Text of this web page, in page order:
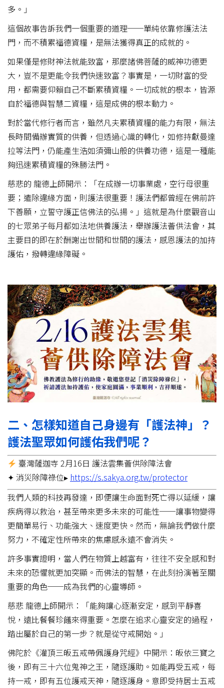
多。」
這個故事告訴我們一個重要的道理──單純依靠修護法法
門，而不積累福德資糧，是無法獲得真正的成就的。
如果僅是修財神法就能致富，那麼諸佛菩薩的威神功德更
大，豈不是更能令我們快速致富？事實是，一切財富的受
用，都需要仰賴自己不斷累積資糧。一切成就的根本，皆源
自於福德與智慧二資糧，這是成佛的根本動力。
對於當代修行者而言，雖然凡夫累積資糧的能力有限，無法
長時間備辦實質的供養，但透過心識的轉化，如修持獻曼達
拉等法門，仍能產生浩如須彌山般的供養功德，這是一種能
夠迅速累積資糧的殊勝法門。
慈悲的 龍德上師開示：「在成辦一切事業處，空行母很重
要；遣除違緣方面，則護法很重要！護法們都曾經在佛前許
下善願，立誓守護正信佛法的弘揚。」這就是為什麼觀音山
的七眾弟子每月都如法地供養護法，舉辦護法薈供法會，其
主要目的即在於酬謝出世間和世間的護法，感恩護法的加持
護佑，撥轉違緣障礙。
二、怎樣知道自己身邊有「護法神」？
護法聖眾如何護佑我們呢？
臺灣薩迦寺 2月16日 護法雲集薈供除障法會
✦ 消災除障祿位▸ https://s.sakya.org.tw/protector
我們人類的科技再發達，即便讓生命面對死亡得以延緩，讓
疾病得以救治，甚至帶來更多未來的可能性──讓事物變得
更簡單易行、功能強大、速度更快。然而，無論我們做什麼
努力，不確定性所帶來的焦慮感永遠不會消失。
許多事實證明，當人們在物質上越富有，往往不安全感和對
未來的恐懼就更加突顯。而佛法的智慧，在此刻扮演著至關
重要的角色──成為我們的心靈導師。
慈悲 龍德上師開示：「能夠讓心逐漸安定，感到平靜喜
悅，遠比餐餐珍饈來得重要。怎麼在追求心靈安定的過程，
踏出屬於自己的第一步？就是從守戒開始。」
佛陀於《灌頂三皈五戒帶佩護身咒經》中開示：皈依三寶之
後，即有三十六位鬼神之王，隨逐護助。如能再受五戒，每
持一戒，即有五位護戒天神，隨逐護身。意即受持居士五戒